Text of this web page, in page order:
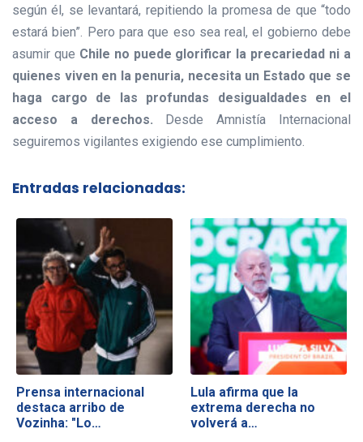
según él, se levantará, repitiendo la promesa de que “todo
estará bien”. Pero para que eso sea real, el gobierno debe
asumir que Chile no puede glorificar la precariedad ni a
quienes viven en la penuria, necesita un Estado que se
haga cargo de las profundas desigualdades en el
acceso a derechos. Desde Amnistía Internacional
seguiremos vigilantes exigiendo ese cumplimiento.
Entradas relacionadas:
Prensa internacional
destaca arribo de
Vozinha: "Lo…
Lula afirma que la
extrema derecha no
volverá a…